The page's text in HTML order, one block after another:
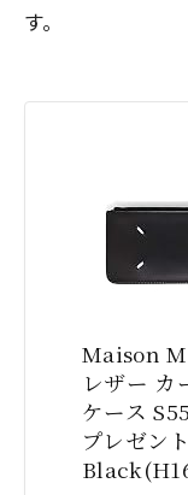
す。
Maison
レザー カ
ケース
プレゼン